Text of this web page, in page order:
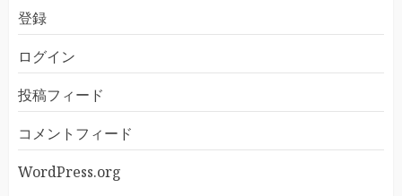
登録
ログイン
投稿フィード
コメントフィード
WordPress.org